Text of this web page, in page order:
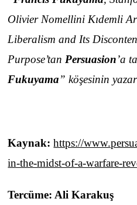
Olivier Nomellini Kıdemli
Liberalism and Its
Purpose’tan Persuasion’a
Fukuyama” köşesinin
Kaynak: https://
in-the-midst-of-a-warfare-
Tercüme: Ali Karakuş